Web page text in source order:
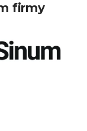
firmy